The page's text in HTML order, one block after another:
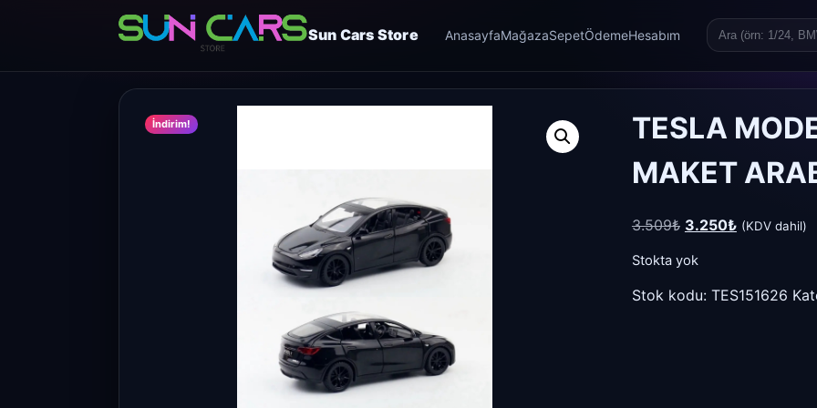
Sun Cars Store AnasayfaMağazaSepetÖdemeHesabım
Search
for:
İndirim!
TESLA
MAKET
3.509₺ Orijinal
3.509₺.
3.250₺Şu
3.250₺.
(KDV dahil)
Stokta yok
Stok kodu: TES151626